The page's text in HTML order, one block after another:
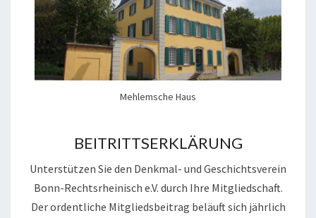
T
T
S
E
R
Ä
R
U
N
Mehlemsche Haus
BEITRITTSERKLÄRUNG
Unterstützen Sie den Denkmal- und Geschichtsverein
Bonn-Rechtsrheinisch e.V. durch Ihre Mitgliedschaft.
Der ordentliche Mitgliedsbeitrag beläuft sich jährlich